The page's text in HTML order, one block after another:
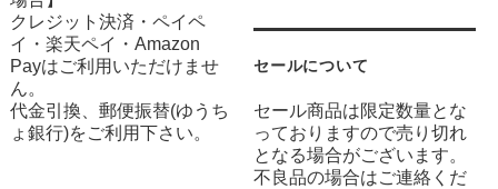
クレジット決済・ペイペ
イ・楽天ペイ・Amazon
Payはご利用いただけませ
ん。
代金引換、郵便振替(ゆうち
ょ銀行)をご利用下さい。
セールについて
セール商品は限定数量とな
っておりますので売り切れ
となる場合がございます。
不良品の場合はご連絡くだ